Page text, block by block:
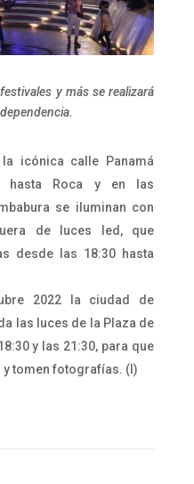
y más se realizará
icónica calle Panamá
hasta Roca y en las
se iluminan con
de luces led, que
desde las 18:30 hasta
2022 la ciudad de
las luces de la Plaza de
y las 21:30, para que
y tomen fotografías. (I)